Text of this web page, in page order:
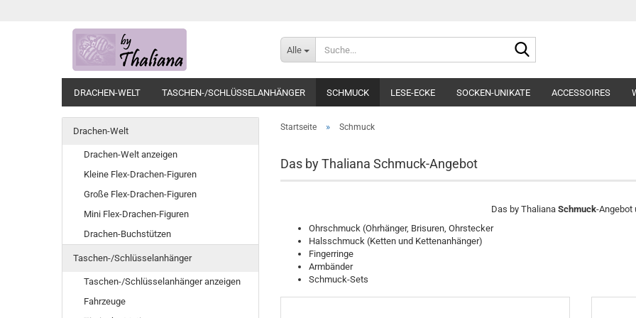
Lieferland
Konto
Alle
DRACHEN-WELT TASCHEN-/SCHLÜSSELANHÄNGER SCHMUCK LESE-ECKE SOCKEN-UNIKATE ACCESSOIRES
Startseite » Schmuck
Das by Thaliana Schmuck-Angebot
Das by Thaliana Schmuck-Angebot
Ohrschmuck (Ohrhänger, Brisuren, Ohrstecker
Halsschmuck (Ketten und Kettenanhänger)
Fingerringe
Armbänder
Schmuck-Sets
Drachen-Welt
Drachen-Welt anzeigen
Kleine Flex-Drachen-Figuren
Große Flex-Drachen-Figuren
Mini Flex-Drachen-Figuren
Drachen-Buchstützen
Taschen-/Schlüsselanhänger
Taschen-/Schlüsselanhänger anzeigen
Fahrzeuge